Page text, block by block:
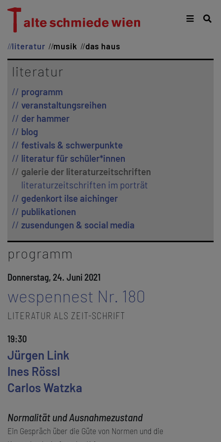
literatur musik das haus
literatur
programm
veranstaltungsreihen
der hammer
blog
festivals & schwerpunkte
literatur für schüler*innen
galerie der literaturzeitschriften
literaturzeitschriften im porträt
gedenkort ilse aichinger
publikationen
zusendungen & social media
programm
Donnerstag, 24. Juni 2021
wespennest Nr. 180
LITERATUR ALS ZEIT-SCHRIFT
19:30
Jürgen Link
Ines Rössl
Carlos Watzka
Normalität und Ausnahmezustand
Ein Gespräch über die Güte von Normen und die